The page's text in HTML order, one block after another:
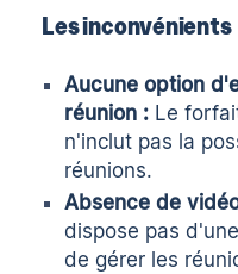
Les inconvénients
Aucune option
réunion : Le
n'inclut pas la
réunions.
Absence de
dispose pas
de gérer les